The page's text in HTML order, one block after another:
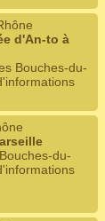
d'An-to à
Bouches-du-
du-